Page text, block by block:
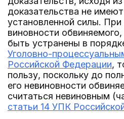
доказательства не
установленной силы.
виновности
быть устранены в
Уголовно-
Российской Федерации,
пользу, поскольку до
его невиновности
считаться невиновным
статьи 14 УПК